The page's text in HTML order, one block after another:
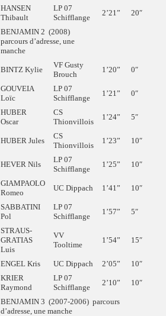
HANSEN
Thibault
LP 07
Schifflange
2’21” 20″
BENJAMIN 2 (2008)
parcours d’adresse, une
manche
BINTZ Kylie
VF Gusty
Brouch
1’20” 0″
GOUVEIA
Loïc
LP 07
Schifflange
1’21” 0″
HUBER
Oscar
CS
Thionvillois
1’24” 5″
HUBER Jules
CS
Thionvillois
1’23” 10″
HEVER Nils
LP 07
Schifflange
1’25” 10″
GIAMPAOLO
Romeo
UC Dippach 1’41” 10″
SABBATINI
Pol
LP 07
Schifflange
1’57” 5″
STRAUS-
GRATIAS
Luis
VV
Tooltime
1’54” 15″
ENGEL Kris UC Dippach 2’05” 10″
KRIER
Raymond
LP 07
Schifflange
2’10” 10″
BENJAMIN 3 (2007-2006) parcours
d’adresse, une manche